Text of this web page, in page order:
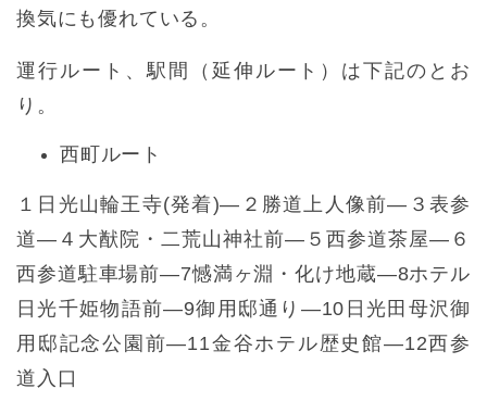
換気にも優れている。
運行ルート、駅間（延伸ルート）は下記のとお
り。
西町ルート
１日光山輪王寺(発着)—２勝道上人像前—３表参
道—４大猷院・二荒山神社前—５西参道茶屋—６
西参道駐車場前—7憾満ヶ淵・化け地蔵—8ホテル
日光千姫物語前—9御用邸通り—10日光田母沢御
用邸記念公園前―11金谷ホテル歴史館—12西参
道入口